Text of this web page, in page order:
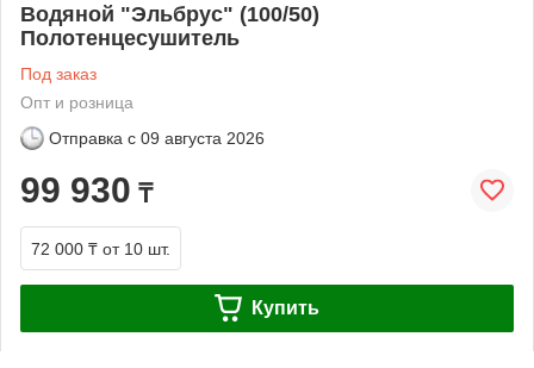
Водяной "Эльбрус" (100/50)
Полотенцесушитель
Под заказ
Опт и розница
Отправка с 09 августа 2026
99 930 ₸
72 000 ₸ от 10 шт.
Купить